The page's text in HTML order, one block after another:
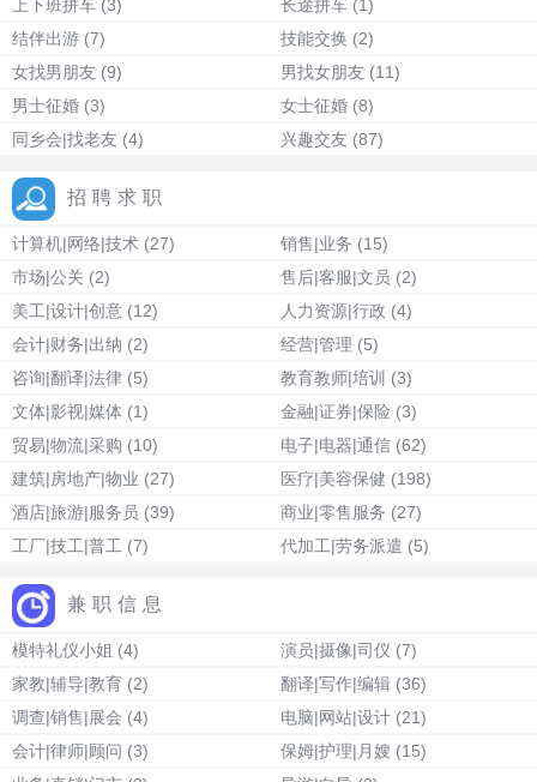
上下班拼车 (3) 长途拼车 (1)
结伴出游 (7) 技能交换 (2)
女找男朋友 (9) 男找女朋友 (11)
男士征婚 (3) 女士征婚 (8)
同乡会|找老友 (4) 兴趣交友 (87)
招聘求职
计算机|网络|技术 (27) 销售|业务 (15)
市场|公关 (2) 售后|客服|文员 (2)
美工|设计|创意 (12) 人力资源|行政 (4)
会计|财务|出纳 (2) 经营|管理 (5)
咨询|翻译|法律 (5) 教育教师|培训 (3)
文体|影视|媒体 (1) 金融|证券|保险 (3)
贸易|物流|采购 (10) 电子|电器|通信 (62)
建筑|房地产|物业 (27) 医疗|美容保健 (198)
酒店|旅游|服务员 (39) 商业|零售服务 (27)
工厂|技工|普工 (7) 代加工|劳务派遣 (5)
兼职信息
模特礼仪小姐 (4) 演员|摄像|司仪 (7)
家教|辅导|教育 (2) 翻译|写作|编辑 (36)
调查|销售|展会 (4) 电脑|网站|设计 (21)
会计|律师|顾问 (3) 保姆|护理|月嫂 (15)